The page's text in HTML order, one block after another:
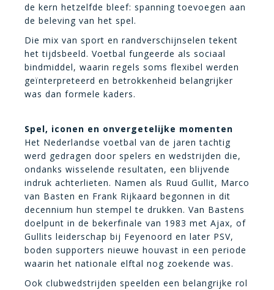
de kern hetzelfde bleef: spanning toevoegen aan
de beleving van het spel.
Die mix van sport en randverschijnselen tekent
het tijdsbeeld. Voetbal fungeerde als sociaal
bindmiddel, waarin regels soms flexibel werden
geïnterpreteerd en betrokkenheid belangrijker
was dan formele kaders.
Spel, iconen en onvergetelijke momenten
Het Nederlandse voetbal van de jaren tachtig
werd gedragen door spelers en wedstrijden die,
ondanks wisselende resultaten, een blijvende
indruk achterlieten. Namen als Ruud Gullit, Marco
van Basten en Frank Rijkaard begonnen in dit
decennium hun stempel te drukken. Van Bastens
doelpunt in de bekerfinale van 1983 met Ajax, of
Gullits leiderschap bij Feyenoord en later PSV,
boden supporters nieuwe houvast in een periode
waarin het nationale elftal nog zoekende was.
Ook clubwedstrijden speelden een belangrijke rol